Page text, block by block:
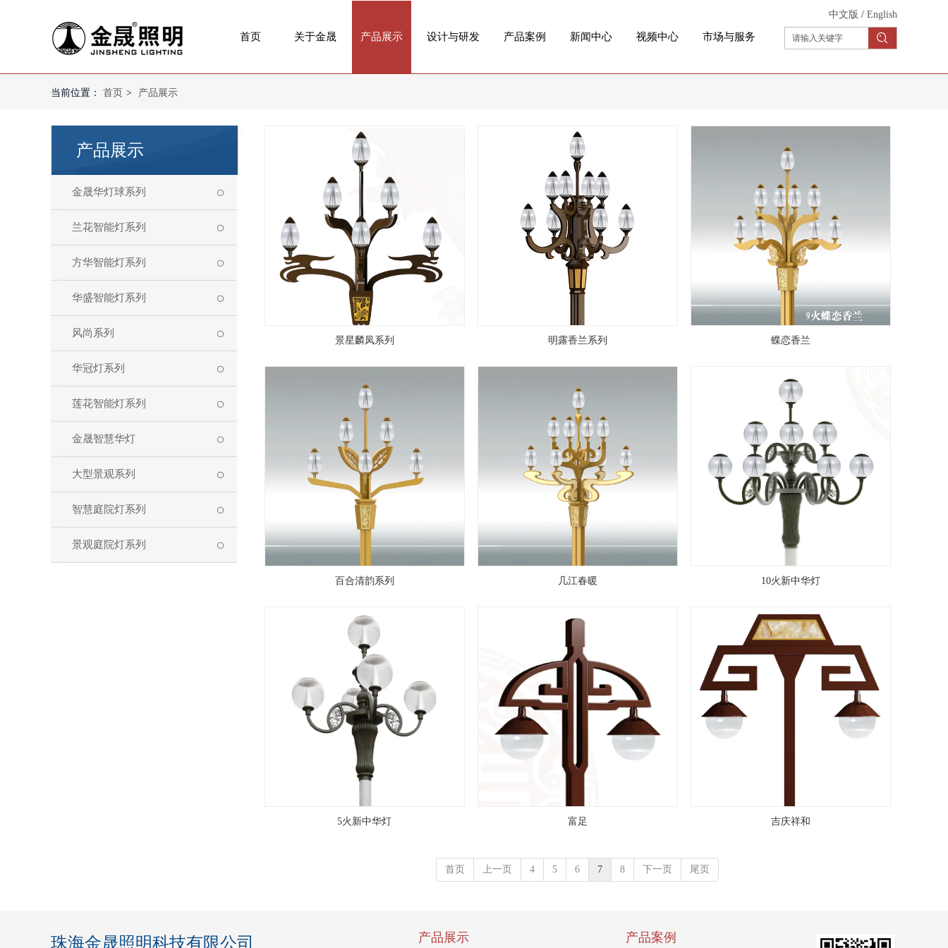
中文版 / English
首页 关于金晟 产品展示 设计与研发 产品案例 新闻中心 视频中心 市场与服务
当前位置： 首页 > 产品展示
产品展示
金晟华灯球系列
兰花智能灯系列
方华智能灯系列
华盛智能灯系列
风尚系列
华冠灯系列
莲花智能灯系列
金晟智慧华灯
大型景观系列
智慧庭院灯系列
景观庭院灯系列
景星麟凤系列 明露香兰系列 蝶恋香兰
百合清韵系列 几江春暖 10火新中华灯
5火新中华灯 富足 吉庆祥和
首页 上一页 4 5 6 7 8 下一页 尾页
珠海金晟照明科技有限公司 产品案例
产品展示